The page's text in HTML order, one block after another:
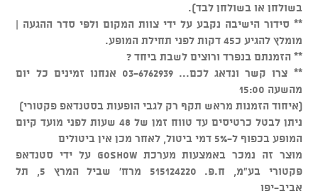
בשולחן או בשולחן לבד).
** סידור הישיבה נקבע על ידי צוות המקום ולפי סדר ההגעה |
מומלץ להגיע כ45 דקות לפני תחילת המופע.
** הזמנתם בנפרד ורוצים לשבת ביחד ?
** צרו קשר ונדאג לכם... 03-6762939 אנחנו זמינים כל יום
מהשעה 15:00
(איחוד הזמנות מראש תקף רק לגבי הופעות בסטנדאפ פקטורי)
ניתן לבטל כרטיסים עד טווח זמן של 48 שעות לפני מועד קיום
המופע בכפוף ל-5% דמי ביטול, לאחר מכן אין ביטולים
מוצר זה נמכר באמצעות מערכת GOSHOW על ידי סטנדאפ
פקטורי בע"מ, ח.פ. 515124220 מרח' שביל המרץ 5, תל
אביב-יפו